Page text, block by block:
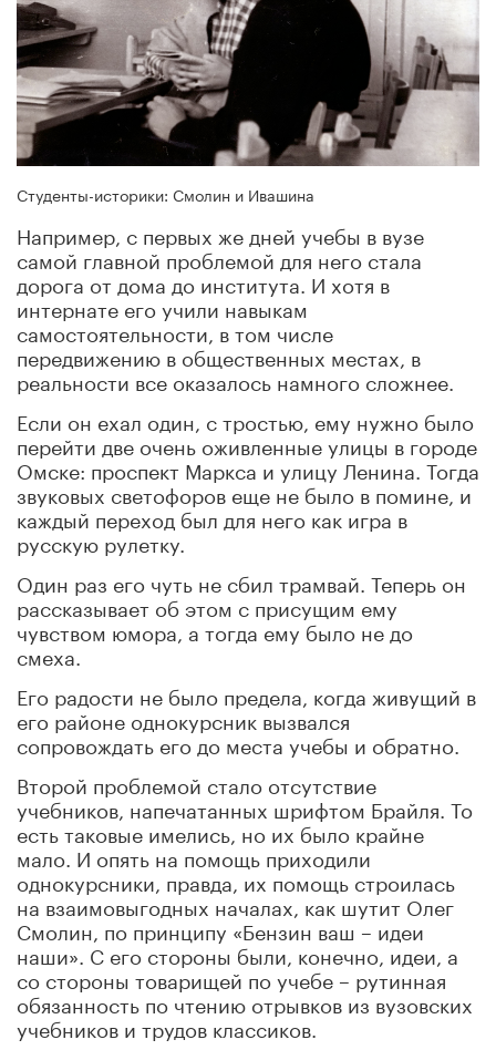
Студенты-историки: Смолин и Ивашина
Например, с первых же дней учебы в вузе
самой главной проблемой для него стала
дорога от дома до института. И хотя в
интернате его учили навыкам
самостоятельности, в том числе
передвижению в общественных местах, в
реальности все оказалось намного сложнее.
Если он ехал один, с тростью, ему нужно было
перейти две очень оживленные улицы в городе
Омске: проспект Маркса и улицу Ленина. Тогда
звуковых светофоров еще не было в помине, и
каждый переход был для него как игра в
русскую рулетку.
Один раз его чуть не сбил трамвай. Теперь он
рассказывает об этом с присущим ему
чувством юмора, а тогда ему было не до
смеха.
Его радости не было предела, когда живущий в
его районе однокурсник вызвался
сопровождать его до места учебы и обратно.
Второй проблемой стало отсутствие
учебников, напечатанных шрифтом Брайля. То
есть таковые имелись, но их было крайне
мало. И опять на помощь приходили
однокурсники, правда, их помощь строилась
на взаимовыгодных началах, как шутит Олег
Смолин, по принципу «Бензин ваш – идеи
наши». С его стороны были, конечно, идеи, а
со стороны товарищей по учебе – рутинная
обязанность по чтению отрывков из вузовских
учебников и трудов классиков.